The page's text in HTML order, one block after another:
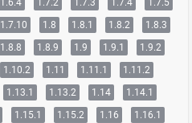
1.6.4 1.7.2 1.7.3 1.7.4
1.7.5
1.7.10 1.8 1.8.1 1.8.2
1.8.3
1.8.8 1.8.9 1.9 1.9.1
1.9.2
1.10.2 1.11 1.11.1
1.11.2
1.13.1 1.13.2 1.14
1.14.1
1.15.1 1.15.2 1.16
1.16.1